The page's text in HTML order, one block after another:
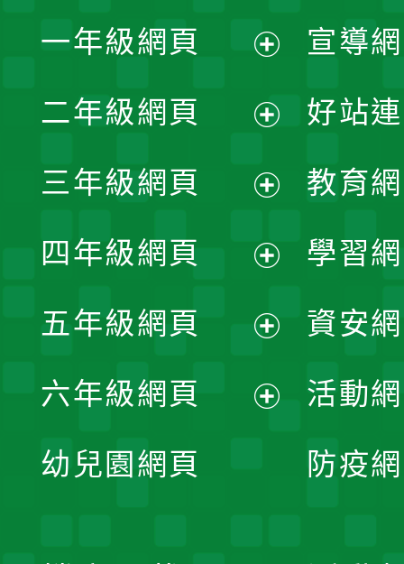
一年級網頁
開
選
單
二年級網頁
開
選
單
三年級網頁
開
選
單
四年級網頁
開
選
五年級網頁
開
六年級網頁
幼兒園網頁
宣導
好站
教育
學習
資安
活動
防疫